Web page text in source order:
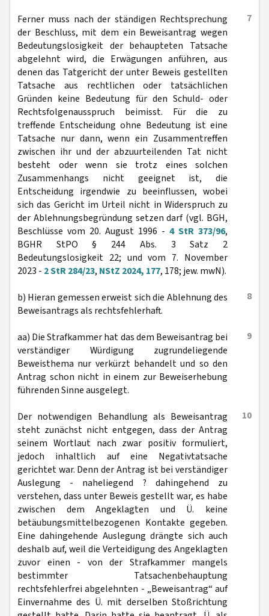
7
Ferner muss nach der ständigen Rechtsprechung
der Beschluss, mit dem ein Beweisantrag wegen
Bedeutungslosigkeit der behaupteten Tatsache
abgelehnt wird, die Erwägungen anführen, aus
denen das Tatgericht der unter Beweis gestellten
Tatsache aus rechtlichen oder tatsächlichen
Gründen keine Bedeutung für den Schuld- oder
Rechtsfolgenausspruch beimisst. Für die zu
treffende Entscheidung ohne Bedeutung ist eine
Tatsache nur dann, wenn ein Zusammentreffen
zwischen ihr und der abzuurteilenden Tat nicht
besteht oder wenn sie trotz eines solchen
Zusammenhangs nicht geeignet ist, die
Entscheidung irgendwie zu beeinflussen, wobei
sich das Gericht im Urteil nicht in Widerspruch zu
der Ablehnungsbegründung setzen darf (vgl. BGH,
Beschlüsse vom 20. August 1996 - 4 StR 373/96,
BGHR StPO § 244 Abs. 3 Satz 2
Bedeutungslosigkeit 22; und vom 7. November
2023 - 2 StR 284/23, NStZ 2024, 177, 178; jew. mwN).
8
b) Hieran gemessen erweist sich die Ablehnung des
Beweisantrags als rechtsfehlerhaft.
9
aa) Die Strafkammer hat das dem Beweisantrag bei
verständiger Würdigung zugrundeliegende
Beweisthema nur verkürzt behandelt und so den
Antrag schon nicht in einem zur Beweiserhebung
führenden Sinne ausgelegt.
10
Der notwendigen Behandlung als Beweisantrag
steht zunächst nicht entgegen, dass der Antrag
seinem Wortlaut nach zwar positiv formuliert,
jedoch inhaltlich auf eine Negativtatsache
gerichtet war. Denn der Antrag ist bei verständiger
Auslegung - naheliegend ? dahingehend zu
verstehen, dass unter Beweis gestellt war, es habe
zwischen dem Angeklagten und Ü. keine
betäubungsmittelbezogenen Kontakte gegeben.
Eine dahingehende Auslegung drängte sich auch
deshalb auf, weil die Verteidigung des Angeklagten
zuvor einen - von der Strafkammer mangels
bestimmter Tatsachenbehauptung
rechtsfehlerfrei abgelehnten - „Beweisantrag“ auf
Einvernahme des Ü. mit derselben Stoßrichtung